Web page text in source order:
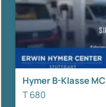
Hymer B-Klasse MC
T 680